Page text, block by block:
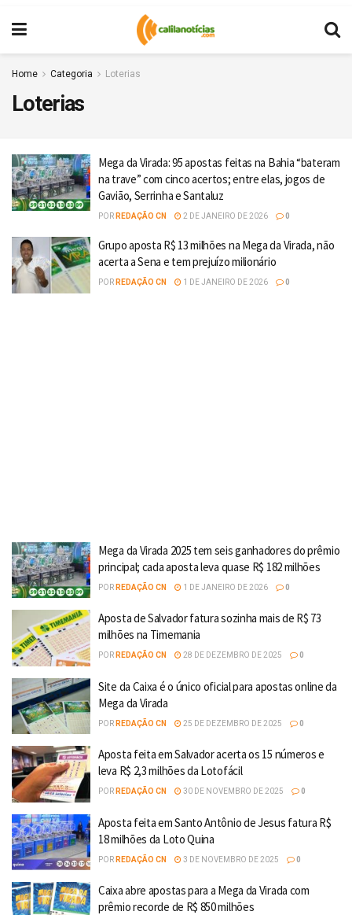
Home Categoria Loterias
Loterias
Mega da Virada: 95 apostas feitas na Bahia “bateram
na trave” com cinco acertos; entre elas, jogos de
Gavião, Serrinha e Santaluz
POR REDAÇÃO CN 2 DE JANEIRO DE 2026 0
Grupo aposta R$ 13 milhões na Mega da Virada, não
acerta a Sena e tem prejuízo milionário
POR REDAÇÃO CN 1 DE JANEIRO DE 2026 0
Mega da Virada 2025 tem seis ganhadores do prêmio
principal; cada aposta leva quase R$ 182 milhões
POR REDAÇÃO CN 1 DE JANEIRO DE 2026 0
Aposta de Salvador fatura sozinha mais de R$ 73
milhões na Timemania
POR REDAÇÃO CN 28 DE DEZEMBRO DE 2025 0
Site da Caixa é o único oficial para apostas online da
Mega da Virada
POR REDAÇÃO CN 25 DE DEZEMBRO DE 2025 0
Aposta feita em Salvador acerta os 15 números e
leva R$ 2,3 milhões da Lotofácil
POR REDAÇÃO CN 30 DE NOVEMBRO DE 2025 0
Aposta feita em Santo Antônio de Jesus fatura R$
18 milhões da Loto Quina
POR REDAÇÃO CN 3 DE NOVEMBRO DE 2025 0
Caixa abre apostas para a Mega da Virada com
prêmio recorde de R$ 850 milhões